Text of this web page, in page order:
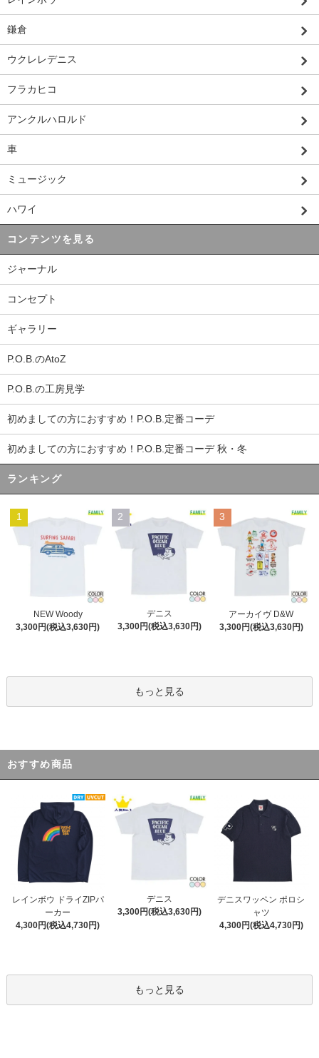
鎌倉
ウクレレデニス
フラカヒコ
アンクルハロルド
車
ミュージック
ハワイ
コンテンツを見る
ジャーナル
コンセプト
ギャラリー
P.O.B.のAtoZ
P.O.B.の工房見学
初めましての方におすすめ！P.O.B.定番コーデ
初めましての方におすすめ！P.O.B.定番コーデ 秋・冬
ランキング
1
NEW Woody
3,300円(税込3,630円)
2
デニス
3,300円(税込3,630円)
3
アーカイヴ D&W
3,300円(税込3,630円)
もっと見る
おすすめ商品
レインボウ ドライZIPパ
ーカー
4,300円(税込4,730円)
デニス
3,300円(税込3,630円)
デニスワッペン ポロシ
ャツ
4,300円(税込4,730円)
もっと見る